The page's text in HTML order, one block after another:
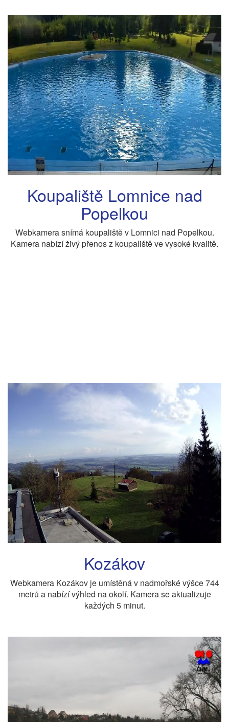
Koupaliště Lomnice nad
Popelkou
Webkamera snímá koupaliště v Lomnici nad Popelkou.
Kamera nabízí živý přenos z koupaliště ve vysoké kvalitě.
Kozákov
Webkamera Kozákov je umístěná v nadmořské výšce 744
metrů a nabízí výhled na okolí. Kamera se aktualizuje
každých 5 minut.